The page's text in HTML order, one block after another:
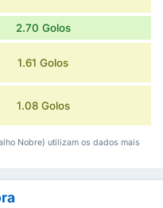
2.70 Golos
1.61 Golos
1.08 Golos
Nobre) utilizam os dados mais